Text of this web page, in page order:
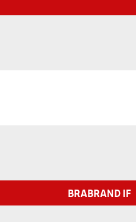
BRABRAND IF